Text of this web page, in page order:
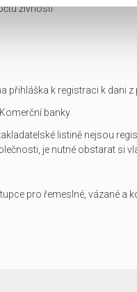
živností
přihláška k registraci k dani
banky
listině nejsou
je nutné obstarat si
pro řemeslné, vázané a